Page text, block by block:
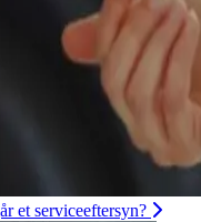
et serviceeftersyn?